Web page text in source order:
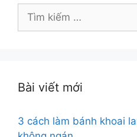
Tìm
kiếm
Bài viết mới
3 cách làm bánh khoai